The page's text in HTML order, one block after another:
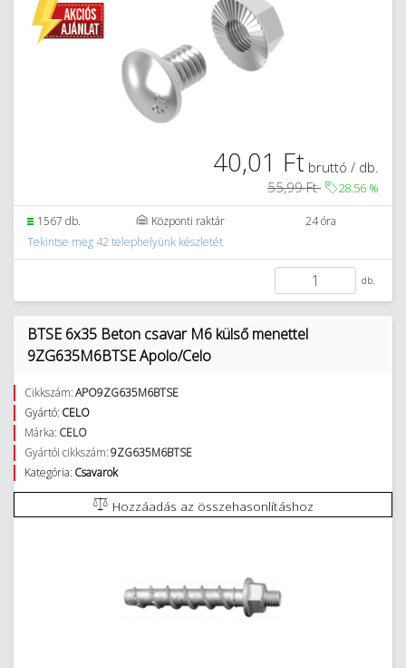
40,01 Ft bruttó / db.
55,99 Ft
28.56 %
1567 db. Központi raktár
24 óra
Tekintse meg 42 telephelyünk készletét
db.
BTSE 6x35 Beton csavar M6 külső menettel
9ZG635M6BTSE Apolo/Celo
Cikkszám:APO9ZG635M6BTSE
Gyártó: CELO
Márka: CELO
Gyártói cikkszám:9ZG635M6BTSE
Kategória: Csavarok
Hozzáadás az összehasonlításhoz